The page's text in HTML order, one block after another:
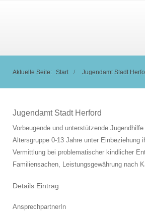
Aktuelle Seite: Start Jugendamt Stadt
Jugendamt Stadt Herford
Vorbeugende und unterstützende
Altersgruppe 0-13 Jahre unter Einbeziehung
Vermittlung bei problematischer kindlicher
Familiensachen, Leistungsgewährung nach
Details Eintrag
AnsprechpartnerIn